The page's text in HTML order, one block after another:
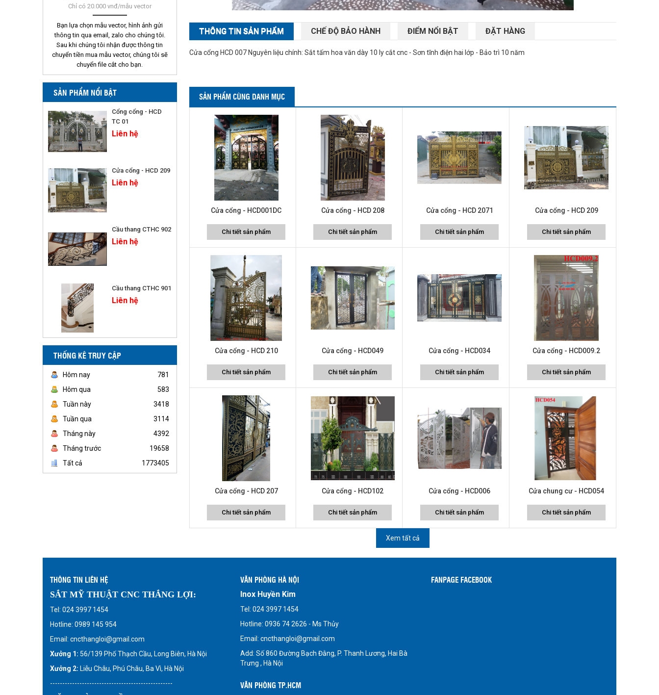
Chỉ có 20.000 vnđ/mẫu vector
Bạn lựa chọn mẫu vector, hình ảnh gửi
thông tin qua email, zalo cho chúng tôi.
Sau khi chúng tôi nhận được thông tin
chuyển tiền mua mẫu vector, chúng tôi sẽ
chuyển file cắt cho bạn.
SẢN PHẨM NỔI BẬT
Cổng cổng - HCD
TC 01
Liên hệ
Cửa cổng - HCD 209
Liên hệ
Cầu thang CTHC 902
Liên hệ
Cầu thang CTHC 901
Liên hệ
THỐNG KÊ TRUY CẬP
Hôm nay
781
Hôm qua
583
Tuần này
3418
Tuần qua
3114
Tháng này
4392
Tháng trước
19658
Tất cả
1773405
THÔNG TIN SẢN PHẨM CHẾ ĐỘ BẢO HÀNH ĐIỂM NỔI BẬT ĐẶT HÀNG
Cửa cổng HCD 007 Nguyên liệu chính: Sắt tấm hoa văn dày 10 ly cắt cnc - Sơn tĩnh điện hai lớp - Bảo trì 10 năm
SẢN PHẨM CÙNG DANH MỤC
Cửa cổng - HCD001DC
Chi tiết sản phẩm
Cửa cổng - HCD 208
Chi tiết sản phẩm
Cửa cổng - HCD 2071
Chi tiết sản phẩm
Cửa cổng - HCD 209
Chi tiết sản phẩm
Cửa cổng - HCD 210
Chi tiết sản phẩm
Cửa cổng - HCD049
Chi tiết sản phẩm
Cửa cổng - HCD034
Chi tiết sản phẩm
Cửa cổng - HCD009.2
Chi tiết sản phẩm
Cửa cổng - HCD 207
Chi tiết sản phẩm
Cửa cổng - HCD102
Chi tiết sản phẩm
Cửa cổng - HCD006
Chi tiết sản phẩm
Cửa chung cư - HCD054
Chi tiết sản phẩm
Xem tất cả
THÔNG TIN LIÊN HỆ
SẮT MỸ THUẬT CNC THẮNG LỢI:
Tel: 024 3997 1454
Hotline: 0989 145 954
Email: cncthangloi@gmail.com
Xưởng 1: 56/139 Phố Thạch Cầu, Long Biên, Hà Nội
Xưởng 2: Liễu Châu, Phú Châu, Ba Vì, Hà Nội
--------------------------------------------------
VĂN PHÒNG HÀ NỘI
Inox Huyền Kim
Tel: 024 3997 1454
Hotline: 0936 74 2626 - Ms Thủy
Email: cncthangloi@gmail.com
Add: Số 860 Đường Bạch Đằng, P. Thanh Lương, Hai Bà
Trưng , Hà Nội
VĂN PHÒNG TP.HCM
FANPAGE FACEBOOK